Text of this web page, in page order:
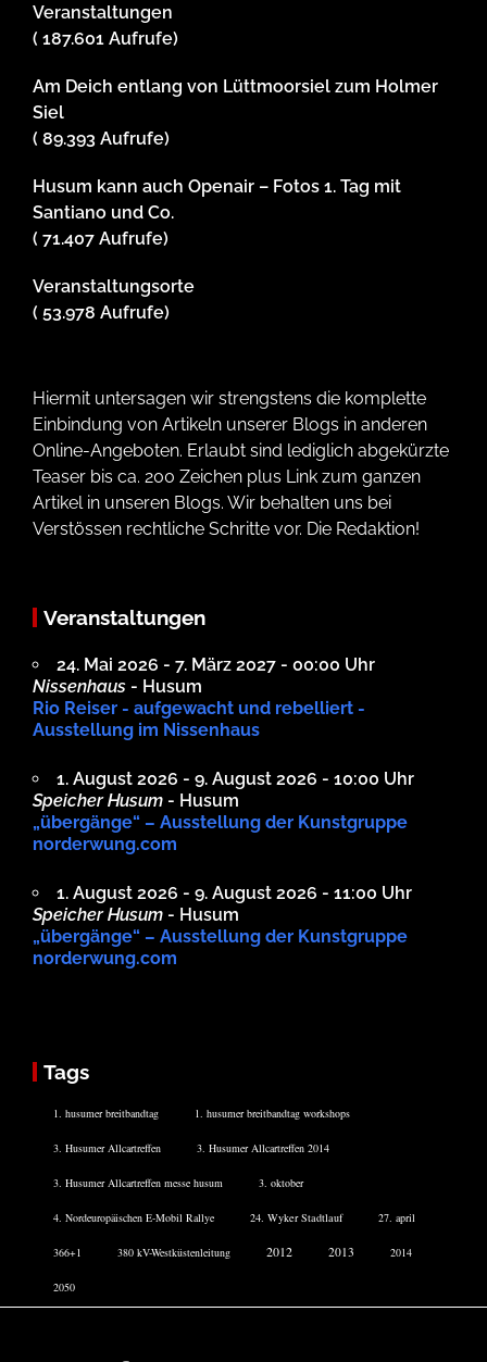
Veranstaltungen
( 187.601 Aufrufe)
Am Deich entlang von Lüttmoorsiel zum Holmer
Siel
( 89.393 Aufrufe)
Husum kann auch Openair – Fotos 1. Tag mit
Santiano und Co.
( 71.407 Aufrufe)
Veranstaltungsorte
( 53.978 Aufrufe)
Hiermit untersagen wir strengstens die komplette
Einbindung von Artikeln unserer Blogs in anderen
Online-Angeboten. Erlaubt sind lediglich abgekürzte
Teaser bis ca. 200 Zeichen plus Link zum ganzen
Artikel in unseren Blogs. Wir behalten uns bei
Verstössen rechtliche Schritte vor. Die Redaktion!
Veranstaltungen
24. Mai 2026 - 7. März 2027 - 00:00 Uhr
Nissenhaus - Husum
Rio Reiser - aufgewacht und rebelliert -
Ausstellung im Nissenhaus
1. August 2026 - 9. August 2026 - 10:00 Uhr
Speicher Husum - Husum
„übergänge“ – Ausstellung der Kunstgruppe
norderwung.com
1. August 2026 - 9. August 2026 - 11:00 Uhr
Speicher Husum - Husum
„übergänge“ – Ausstellung der Kunstgruppe
norderwung.com
Tags
1. husumer breitbandtag 1. husumer breitbandtag workshops
3. Husumer Allcartreffen 3. Husumer Allcartreffen 2014
3. Husumer Allcartreffen messe husum 3. oktober
4. Nordeuropäischen E-Mobil Rallye 24. Wyker Stadtlauf 27. april
366+1 380 kV-Westküstenleitung 2012 2013 2014
2050